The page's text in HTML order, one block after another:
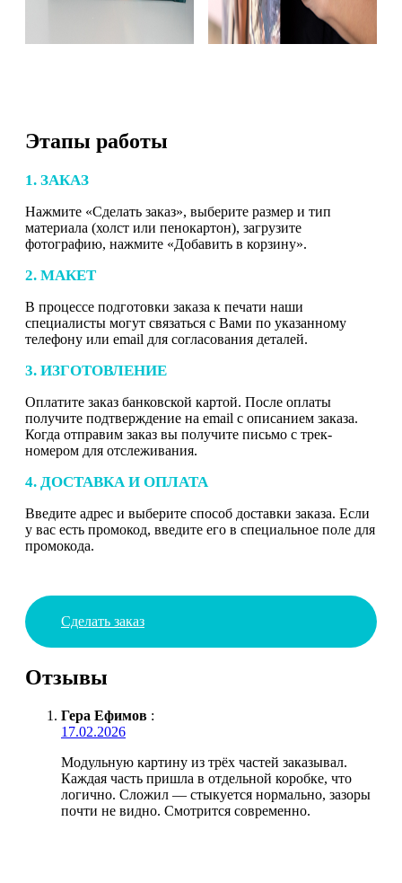
Этапы работы
1. ЗАКАЗ
Нажмите «Сделать заказ», выберите размер и тип
материала (холст или пенокартон), загрузите
фотографию, нажмите «Добавить в корзину».
2. МАКЕТ
В процессе подготовки заказа к печати наши
специалисты могут связаться с Вами по указанному
телефону или email для согласования деталей.
3. ИЗГОТОВЛЕНИЕ
Оплатите заказ банковской картой. После оплаты
получите подтверждение на email с описанием заказа.
Когда отправим заказ вы получите письмо с трек-
номером для отслеживания.
4. ДОСТАВКА И ОПЛАТА
Введите адрес и выберите способ доставки заказа. Если
у вас есть промокод, введите его в специальное поле для
промокода.
Сделать заказ
Отзывы
Гера Ефимов :
17.02.2026
Модульную картину из трёх частей заказывал.
Каждая часть пришла в отдельной коробке, что
логично. Сложил — стыкуется нормально, зазоры
почти не видно. Смотрится современно.